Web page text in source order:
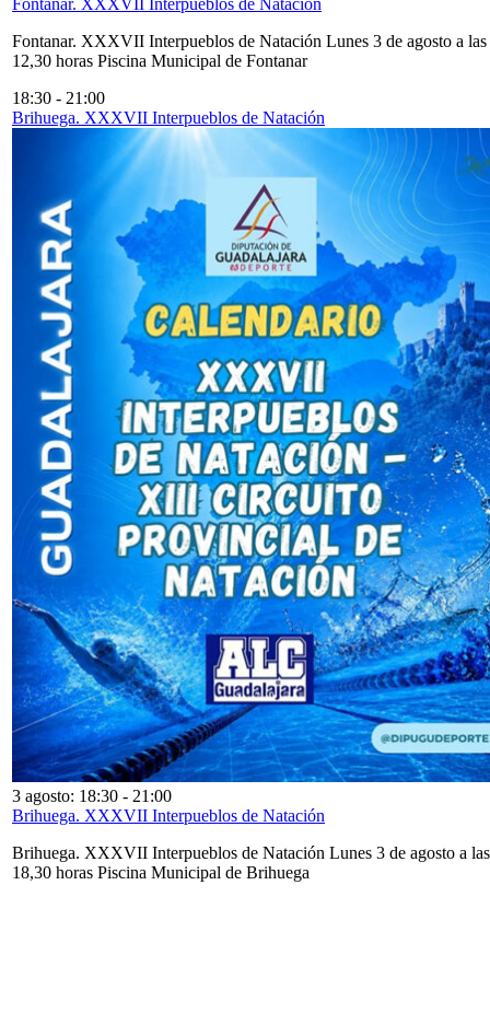
Fontanar. XXXVII Interpueblos de Natación
Fontanar. XXXVII Interpueblos de Natación Lunes 3 de agosto a las
12,30 horas Piscina Municipal de Fontanar
18:30 - 21:00
Brihuega. XXXVII Interpueblos de Natación
3 agosto: 18:30 - 21:00
Brihuega. XXXVII Interpueblos de Natación
Brihuega. XXXVII Interpueblos de Natación Lunes 3 de agosto a las
18,30 horas Piscina Municipal de Brihuega